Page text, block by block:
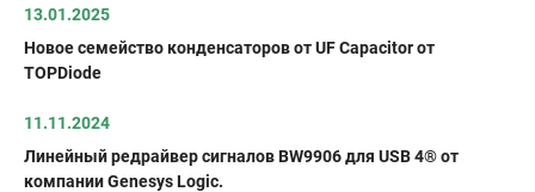
13.01.2025
Новое семейство конденсаторов от UF Capacitor от
TOPDiode
11.11.2024
Линейный редрайвер сигналов BW9906 для USB 4® от
компании Genesys Logic.